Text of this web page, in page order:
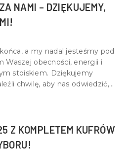
NAMI – DZIĘKUJEMY,
a my nadal jesteśmy pod
Waszej obecności, energii i
stoiskiem. Dziękujemy
chwilę, aby nas odwiedzić,
Z KOMPLETEM KUFRÓW